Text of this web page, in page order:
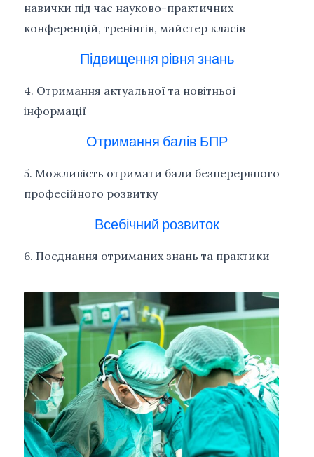
навички під час науково-практичних
конференцій, тренінгів, майстер класів
Підвищення рівня знань
4. Отримання актуальної та новітньої
інформації
Отримання балів БПР
5. Можливість отримати бали безперервного
професійного розвитку
Всебічний розвиток
6. Поєднання отриманих знань та практики